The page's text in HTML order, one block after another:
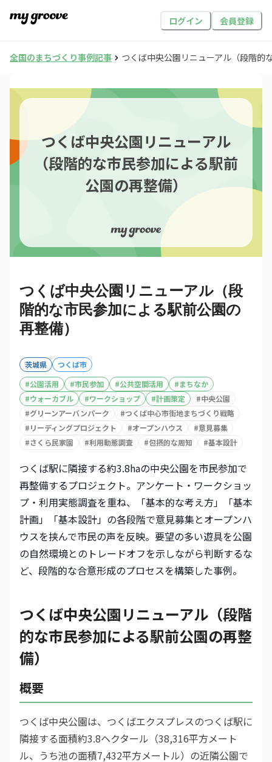
ログイン 会員登録
全国のまちづくり事例記事 つくば中央公園リニューアル（段階的
つくば中央公園リニューアル
（段階的な市民参加による駅前
公園の再整備）
つくば中央公園リニューアル（段
階的な市民参加による駅前公園の
再整備）
茨城県
つくば市
#公園活用 #市民参加 #公共空間活用 #まちなか
#ウォーカブル #ワークショップ #計画策定 #中央公園
#グリーンアーバンパーク #つくば中心市街地まちづくり戦略
#リーディングプロジェクト #オープンハウス #意見募集
#さくら民家園 #利用動態調査 #包摂的な周知 #基本設計
つくば駅に隣接する約3.8haの中央公園を市民参加で
再整備するプロジェクト。アンケート・ワークショッ
プ・利用実態調査を重ね、「基本的な考え方」「基本
計画」「基本設計」の各段階で意見募集とオープンハ
ウスを挟んで市民の声を反映。要望の多い遊具を公園
の自然環境とのトレードオフを示しながら判断するな
ど、段階的な合意形成のプロセスを構築した事例。
つくば中央公園リニューアル（段階
的な市民参加による駅前公園の再整
備）
概要
つくば中央公園は、つくばエクスプレスのつくば駅に
隣接する面積約3.8ヘクタール（38,316平方メート
ル、うち池の面積7,432平方メートル）の近隣公園で